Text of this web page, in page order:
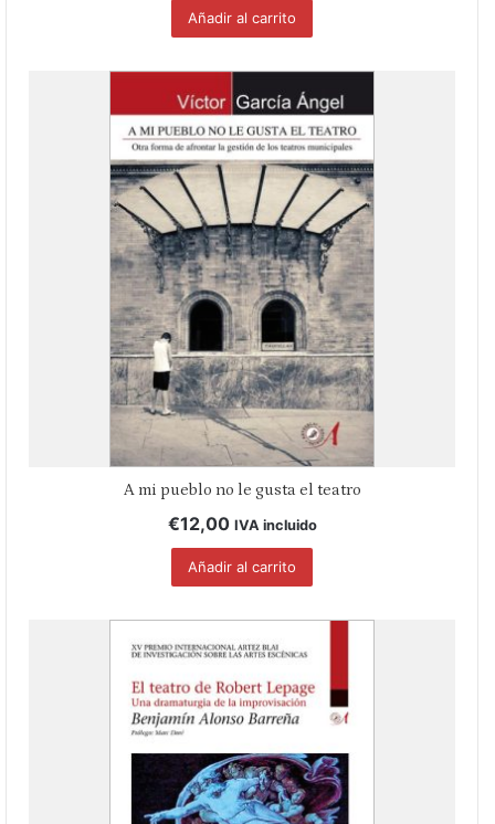
Añadir al carrito
A mi pueblo no le gusta el teatro
€12,00 IVA incluido
Añadir al carrito